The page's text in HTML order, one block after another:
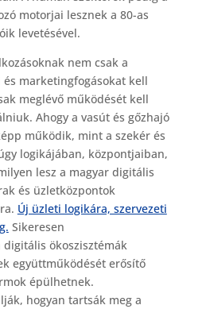
motorjai lesznek a 80-as
levetésével.
nem csak a
marketingfogásokat kell
meglévő működését kell
Ahogy a vasút és gőzhajó
működik, mint a szekér és
logikájában, központjaiban,
lesz a magyar digitális
és üzletközpontok
Új üzleti logikára, szervezeti
Sikeresen
ökoszisztémák
együttműködését erősítő
épülhetnek.
hogyan tartsák meg a